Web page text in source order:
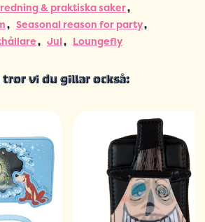
& praktiska saker
Seasonal reason for party
Jul Loungefly
vi du gillar också: